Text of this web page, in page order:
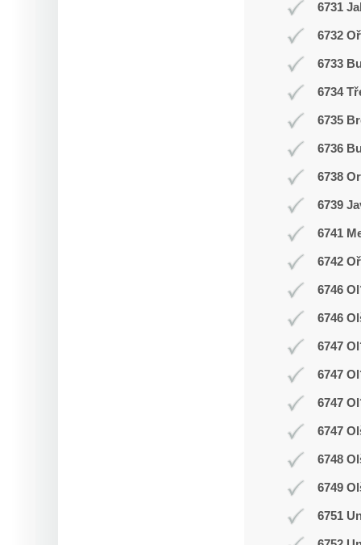
6731
6732
6733
6734
6735
6736
6738
6739
6741
6742
6746
6746
6747
6747
6747
6747
6748
6749
6751